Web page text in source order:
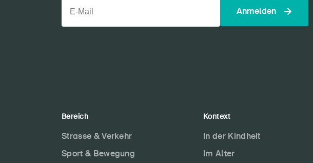
Anmelden
Bereich
Strasse & Verkehr
Sport & Bewegung
Kontext
In der Kindheit
Im Alter